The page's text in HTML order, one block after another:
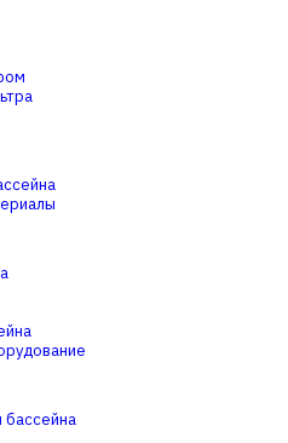
бассейна